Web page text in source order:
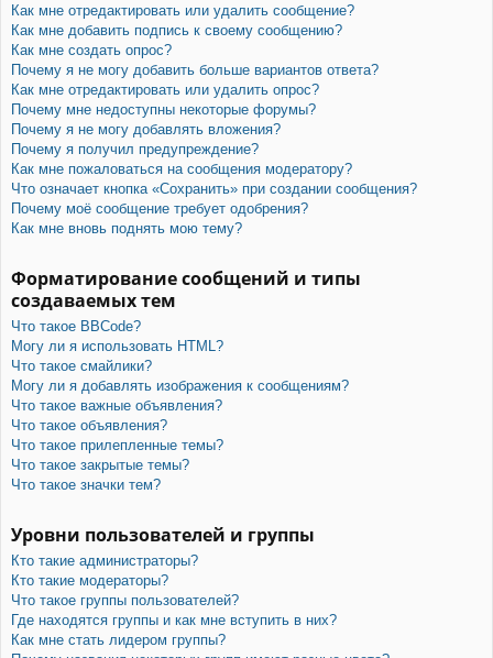
Как мне отредактировать или удалить сообщение?
Как мне добавить подпись к своему сообщению?
Как мне создать опрос?
Почему я не могу добавить больше вариантов ответа?
Как мне отредактировать или удалить опрос?
Почему мне недоступны некоторые форумы?
Почему я не могу добавлять вложения?
Почему я получил предупреждение?
Как мне пожаловаться на сообщения модератору?
Что означает кнопка «Сохранить» при создании сообщения?
Почему моё сообщение требует одобрения?
Как мне вновь поднять мою тему?
Форматирование сообщений и типы
создаваемых тем
Что такое BBCode?
Могу ли я использовать HTML?
Что такое смайлики?
Могу ли я добавлять изображения к сообщениям?
Что такое важные объявления?
Что такое объявления?
Что такое прилепленные темы?
Что такое закрытые темы?
Что такое значки тем?
Уровни пользователей и группы
Кто такие администраторы?
Кто такие модераторы?
Что такое группы пользователей?
Где находятся группы и как мне вступить в них?
Как мне стать лидером группы?